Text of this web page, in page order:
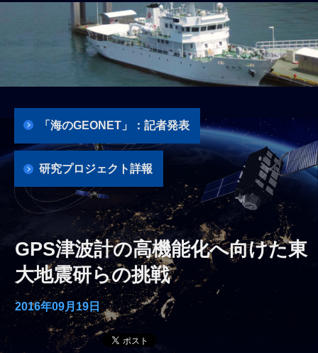
「海のGEONET」：記者発表
研究プロジェクト詳報
GPS津波計の高機能化へ向けた東
大地震研らの挑戦
2016年09月19日